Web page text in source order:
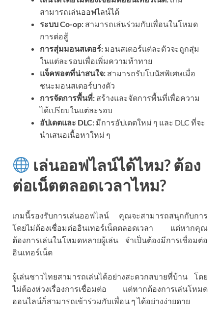
สามารถเล่นออฟไลน์ได้
ระบบ Co-op: สามารถเล่นร่วมกับเพื่อนในโหมด
การต่อสู้
การสุ่มมอนสเตอร์: มอนสเตอร์แต่ละตัวจะถูกสุ่ม
ในแต่ละรอบเพื่อเพิ่มความท้าทาย
แจ็คพอตที่น่าสนใจ: สามารถรับโบนัสพิเศษเมื่อ
ชนะมอนสเตอร์บางตัว
การจัดการพื้นที่: สร้างและจัดการพื้นที่เพื่อความ
ได้เปรียบในแต่ละรอบ
อัปเดตและ DLC: มีการอัปเดตใหม่ ๆ และ DLC ที่จะ
นำเสนอเนื้อหาใหม่ ๆ
เล่นออฟไลน์ได้ไหม? ต้อง
ต่อเน็ตตลอดเวลาไหม?
เกมนี้รองรับการเล่นออฟไลน์ คุณจะสามารถสนุกกับการ
โดยไม่ต้องเชื่อมต่ออินเทอร์เน็ตตลอดเวลา แต่หากคุณ
ต้องการเล่นในโหมดหลายผู้เล่น จำเป็นต้องมีการเชื่อมต่อ
อินเทอร์เน็ต
ผู้เล่นชาวไทยสามารถเล่นได้อย่างสะดวกสบายที่บ้าน โดย
ไม่ต้องห่วงเรื่องการเชื่อมต่อ แต่หากต้องการเล่นโหมด
ออนไลน์ก็สามารถเข้าร่วมกับเพื่อน ๆ ได้อย่างง่ายดาย